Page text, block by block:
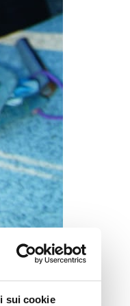
sui cookie